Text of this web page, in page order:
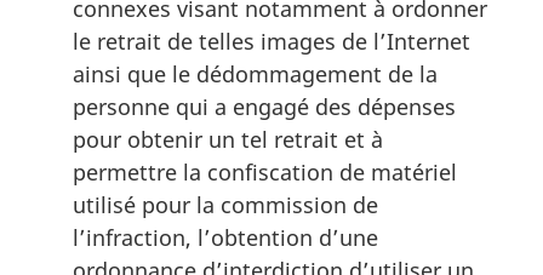
connexes visant notamment à ordonner
le retrait de telles images de l’Internet
ainsi que le dédommagement de la
personne qui a engagé des dépenses
pour obtenir un tel retrait et à
permettre la confiscation de matériel
utilisé pour la commission de
l’infraction, l’obtention d’une